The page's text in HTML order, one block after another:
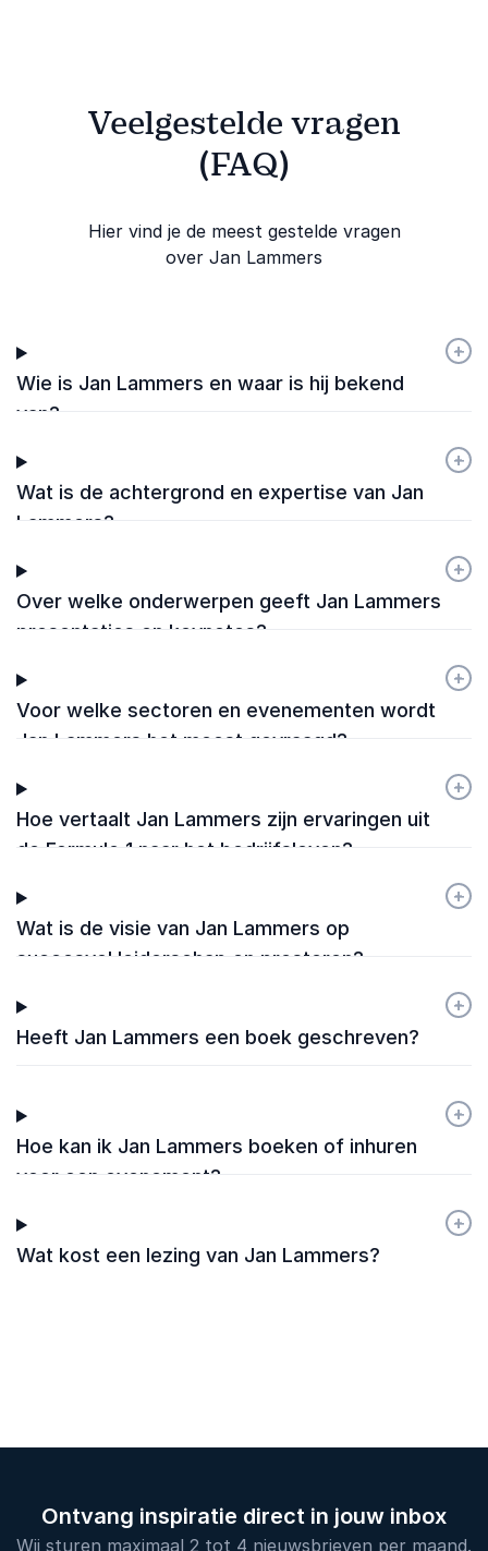
Veelgestelde vragen
(FAQ)
Hier vind je de meest gestelde vragen
over Jan Lammers
Wie is Jan Lammers en waar is hij bekend
van?
+
-
Wat is de achtergrond en expertise van Jan
Lammers?
+
-
Over welke onderwerpen geeft Jan Lammers
presentaties en keynotes?
+
-
Voor welke sectoren en evenementen wordt
Jan Lammers het meest gevraagd?
+
-
Hoe vertaalt Jan Lammers zijn ervaringen uit
de Formule 1 naar het bedrijfsleven?
+
-
Wat is de visie van Jan Lammers op
succesvol leiderschap en presteren?
+
-
Heeft Jan Lammers een boek geschreven?
+
-
Hoe kan ik Jan Lammers boeken of inhuren
voor een evenement?
+
-
Wat kost een lezing van Jan Lammers?
+
-
Ontvang inspiratie direct in jouw inbox
Wij sturen maximaal 2 tot 4 nieuwsbrieven per maand.